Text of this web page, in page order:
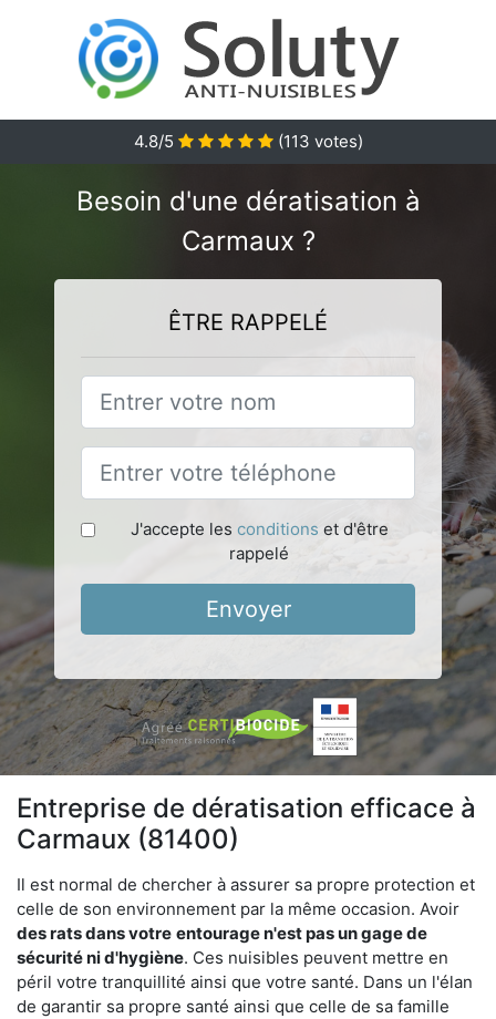
4.8/5 (113 votes)
Besoin d'une dératisation à
Carmaux ?
ÊTRE RAPPELÉ
J'accepte les conditions et d'être
rappelé
Envoyer
Entreprise de dératisation efficace à
Carmaux (81400)
Il est normal de chercher à assurer sa propre protection et
celle de son environnement par la même occasion. Avoir
des rats dans votre entourage n'est pas un gage de
sécurité ni d'hygiène. Ces nuisibles peuvent mettre en
péril votre tranquillité ainsi que votre santé. Dans un l'élan
de garantir sa propre santé ainsi que celle de sa famille